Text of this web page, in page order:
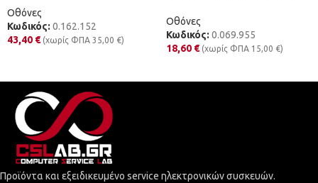
Οθόνες
Κωδικός: 0.162.152
43,40 € (χωρίς ΦΠΑ 35,00 €)
Οθόνες
Κωδικός: 0.069.955
18,60 € (χωρίς ΦΠΑ 15,00 €)
Προϊόντα και εξειδικευμένο service ηλεκτρονικών συσκευών.